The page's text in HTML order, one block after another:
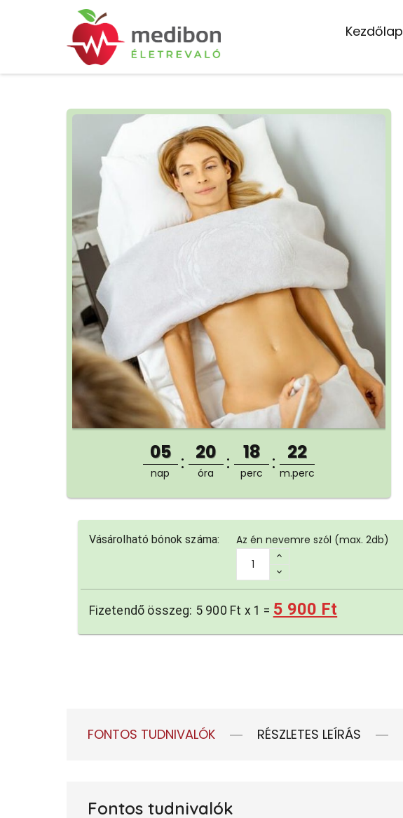
Kezdőlap
05
nap
20
óra
18
perc
21
m.perc
Vásárolható bónok száma: Az én nevemre szól (max. 2db)
Fizetendő összeg: 5 900 Ft x 1 = 5 900 Ft
FONTOS TUDNIVALÓK RÉSZLETES LEÍRÁS
Fontos tudnivalók